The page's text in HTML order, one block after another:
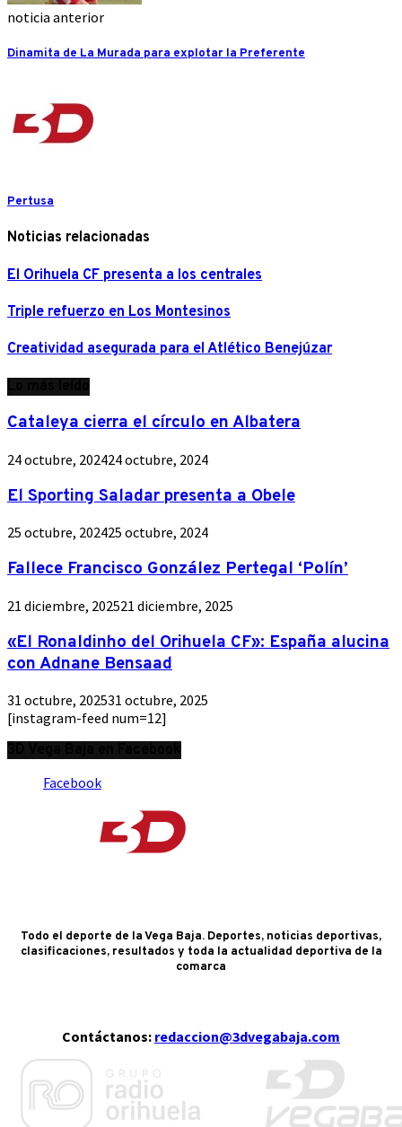
noticia anterior
Dinamita de La Murada para explotar la Preferente
Pertusa
Noticias relacionadas
El Orihuela CF presenta a los centrales
Triple refuerzo en Los Montesinos
Creatividad asegurada para el Atlético Benejúzar
Cataleya cierra el círculo en Albatera
24 octubre, 202424 octubre, 2024
El Sporting Saladar presenta a Obele
25 octubre, 202425 octubre, 2024
Fallece Francisco González Pertegal ‘Polín’
21 diciembre, 202521 diciembre, 2025
«El Ronaldinho del Orihuela CF»: España alucina
con Adnane Bensaad
31 octubre, 202531 octubre, 2025
[instagram-feed num=12]
Facebook
Todo el deporte de la Vega Baja. Deportes, noticias deportivas,
clasificaciones, resultados y toda la actualidad deportiva de la
comarca
Contáctanos: redaccion@3dvegabaja.com